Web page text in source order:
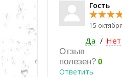
Гость
15
Да / Нет
Отзыв
полезен? 0
Ответить